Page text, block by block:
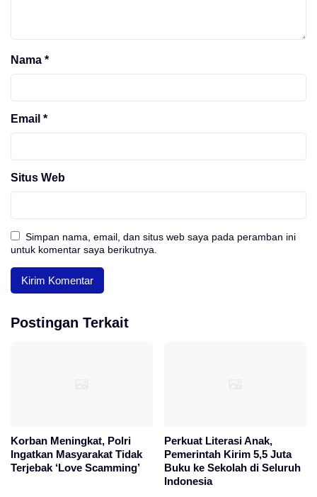
Nama *
Email *
Situs Web
Simpan nama, email, dan situs web saya pada peramban ini
untuk komentar saya berikutnya.
Postingan Terkait
Korban Meningkat, Polri
Ingatkan Masyarakat Tidak
Terjebak ‘Love Scamming’
Perkuat Literasi Anak,
Pemerintah Kirim 5,5 Juta
Buku ke Sekolah di Seluruh
Indonesia